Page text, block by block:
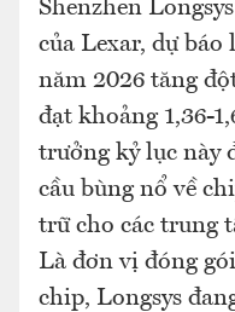
Shenzhen
của Lexar, dự
năm 2026 tăng
đạt khoảng 1,36-
trưởng kỷ lục này
cầu bùng nổ về
trữ cho các trung
Là đơn vị đóng
chip, Longsys